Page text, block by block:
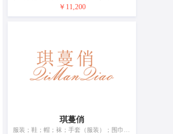
￥11,200
琪蔓俏
服装；鞋；帽；袜；手套（服装）；围巾；腰带；婚纱；浴帽；睡眠用眼罩